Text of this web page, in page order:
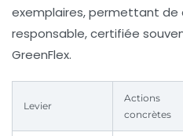
exemplaires, permettant de
responsable, certifiée
GreenFlex.
Levier
Actions
concrètes